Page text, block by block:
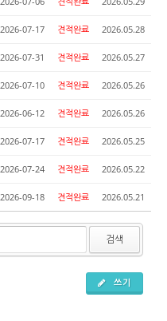
2026-07-17 견적완료 2026.05.28
2026-07-31 견적완료 2026.05.27
2026-07-10 견적완료 2026.05.26
2026-06-12 견적완료 2026.05.26
2026-07-17 견적완료 2026.05.25
2026-07-24 견적완료 2026.05.22
2026-09-18 견적완료 2026.05.21
검색
쓰기